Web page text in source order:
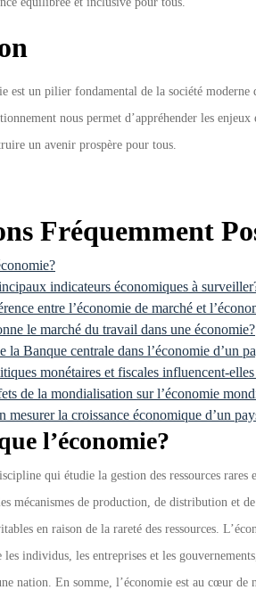
est un pilier fondamental de la société
nous permet d’appréhender les
un avenir prospère pour tous.
Fréquemment
indicateurs économiques à
entre l’économie de marché et
le marché du travail dans une économie?
la Banque centrale dans l’économie d’un
monétaires et fiscales influencent-
de la mondialisation sur l’économie
mesurer la croissance économique d’un
l’économie?
qui étudie la gestion des ressources
mécanismes de production, de distribution et
en raison de la rareté des ressources.
les individus, les entreprises et les
nation. En somme, l’économie est au cœur